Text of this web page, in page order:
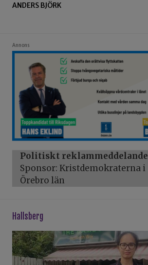
ANDERS BJÖRK
Annons
Politiskt reklammeddelande
Sponsor: Kristdemokraterna i
Örebro län
hallsberg